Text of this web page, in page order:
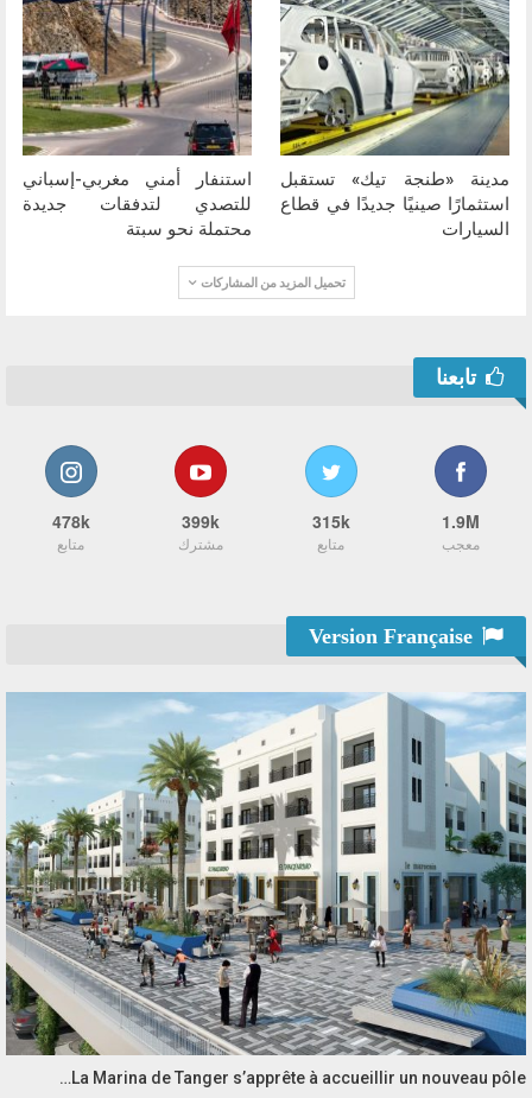
مدينة «طنجة تيك» تستقبل
استثمارًا صينيًا جديدًا في قطاع
السيارات
استنفار أمني مغربي-إسباني
للتصدي لتدفقات جديدة
محتملة نحو سبتة
تحميل المزيد من المشاركات
تابعنا
1.9M
معجب
315k
متابع
399k
مشترك
478k
متابع
La Marina de Tanger s’apprête à accueillir un nouveau pôle…